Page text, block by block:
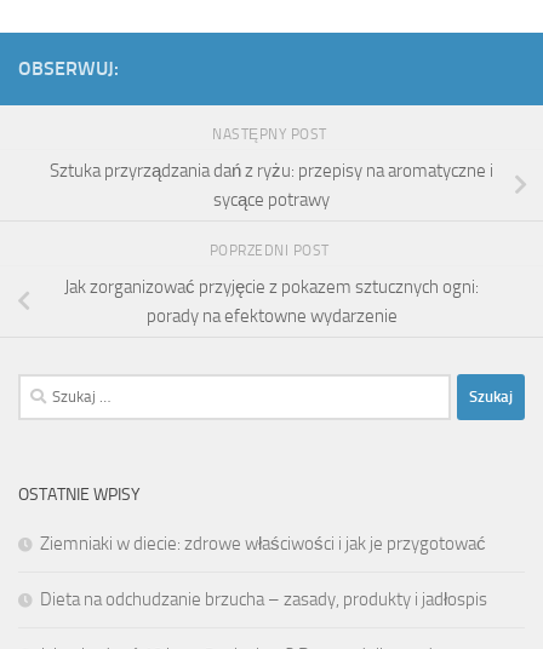
OBSERWUJ:
NASTĘPNY POST
Sztuka przyrządzania dań z ryżu: przepisy na aromatyczne i
sycące potrawy
POPRZEDNI POST
Jak zorganizować przyjęcie z pokazem sztucznych ogni:
porady na efektowne wydarzenie
Szukaj:
OSTATNIE WPISY
Ziemniaki w diecie: zdrowe właściwości i jak je przygotować
Dieta na odchudzanie brzucha – zasady, produkty i jadłospis